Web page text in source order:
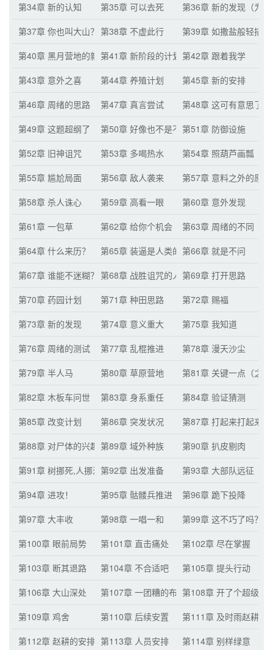
第34章 新的认知
第35章 可以去死
第36章 新的发现（为
第37章 你也叫大山？ 第38章 不虚此行
第39章 如撒盐般轻描
第40章 黑月营地的新一天第41章 新阶段的计划 第42章 跟着我学
第43章 意外之喜
第44章 养殖计划
第45章 新的安排
第46章 周绪的思路
第47章 真言尝试
第48章 这可有意思了
第49章 这题超纲了
第50章 好像也不是不行第51章 防御设施
第52章 旧神诅咒
第53章 多喝热水
第54章 照葫芦画瓢（
第55章 尴尬局面
第56章 敌人袭来
第57章 意料之外的原
第58章 杀人诛心
第59章 高看一眼
第60章 意外发现
第61章 一包草
第62章 给你个机会
第63章 周绪的不同
第64章 什么来历？
第65章 装逼是人类的天性第66章 就是不问
第67章 谁能不迷糊？ 第68章 战胜诅咒的人 第69章 打开思路
第70章 药园计划
第71章 种田思路
第72章 赐福
第73章 新的发现
第74章 意义重大
第75章 我知道
第76章 周绪的测试
第77章 乱棍推进
第78章 漫天沙尘
第79章 半人马
第80章 草原营地
第81章 关键一点（之
第82章 木板车问世
第83章 身系重任
第84章 验证猜测
第85章 改变计划
第86章 突发状况
第87章 打起来打起来
第88章 对尸体的兴趣 第89章 域外种族
第90章 扒皮剔肉
第91章 树挪死,人挪活 第92章 出发准备
第93章 大部队远征
第94章 进攻！
第95章 骷髅兵推进
第96章 跪下投降
第97章 大丰收
第98章 一唱一和
第99章 这不巧了吗？
第100章 眼前局势
第101章 直击痛处
第102章 尽在掌握
第103章 断其退路
第104章 不合适吧
第105章 提头行动
第106章 大山深处
第107章 一团糟的布局第108章 开了个超级大
第109章 鸡舍
第110章 后续安置
第111章 及时雨赵耕
第112章 赵耕的安排（月票累积三百张的
第113章 人员安排
第114章 别样绿意